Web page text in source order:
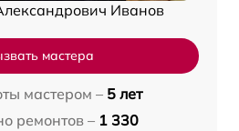
Иванов
мастера
мастером – 5 лет
ремонтов – 1 330